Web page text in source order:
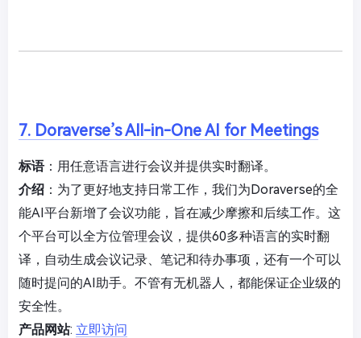
7. Doraverse’s All-in-One AI for Meetings
标语：用任意语言进行会议并提供实时翻译。
介绍 ：为了更好地支持日常工作，我们为Doraverse的全
能AI平台新增了会议功能，旨在减少摩擦和后续工作。这
个平台可以全方位管理会议，提供60多种语言的实时翻
译，自动生成会议记录、笔记和待办事项，还有一个可以
随时提问的AI助手。不管有无机器人，都能保证企业级的
安全性。
产品网站: 立即访问